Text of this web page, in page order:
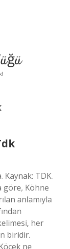
Kaynak: TDK.
göre, Köhne
anlamıyla
her
biridir.
ne